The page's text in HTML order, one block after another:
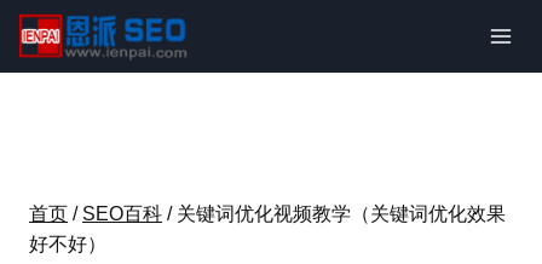
内
首页 / SEO百科 / 关键词优化视频教学（关键词优化效果
好不好）